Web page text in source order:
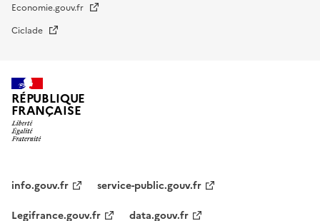
Economie.gouv.fr
Ciclade
RÉPUBLIQUE
FRANÇAISE
institutionnel
info.gouv.fr
service-public.gouv.fr
Legifrance.gouv.fr
data.gouv.fr